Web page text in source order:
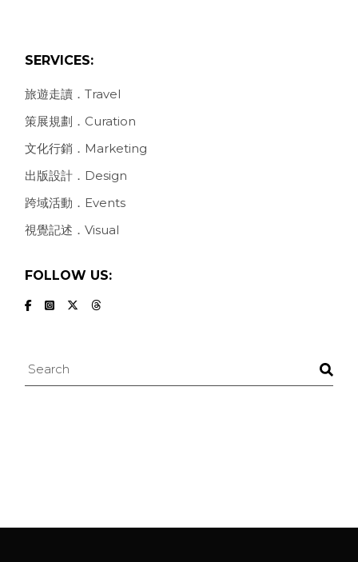
SERVICES:
旅遊走讀．Travel
策展規劃．Curation
文化行銷．Marketing
出版設計．Design
跨域活動．Events
視覺記述．Visual
FOLLOW US: